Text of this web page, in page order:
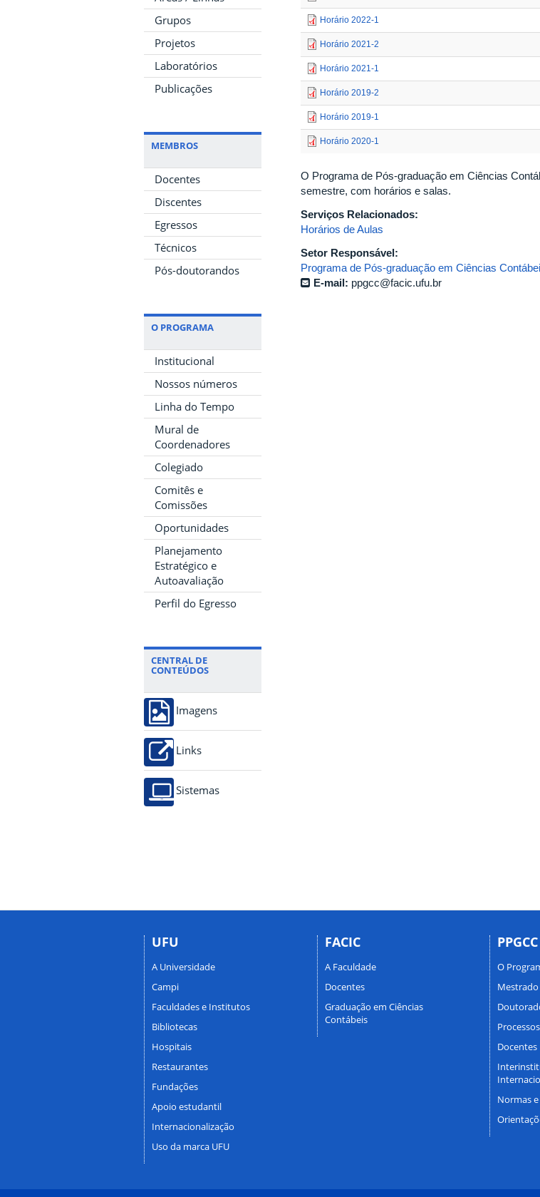
Grupos
Projetos
Laboratórios
Publicações
MEMBROS
Docentes
Discentes
Egressos
Técnicos
Pós-doutorandos
O PROGRAMA
Institucional
Nossos números
Linha do Tempo
Mural de
Coordenadores
Colegiado
Comitês e
Comissões
Oportunidades
Planejamento
Estratégico e
Autoavaliação
Perfil do Egresso
CENTRAL DE
CONTEÚDOS
Imagens
Links
Sistemas
Horário 2022-1
Horário 2021-2
Horário 2021-1
Horário 2019-2
Horário 2019-1
Horário 2020-1
O Programa de Pós-graduação em Ciências
semestre, com horários e salas.
Serviços Relacionados:
Horários de Aulas
Setor Responsável:
Programa de Pós-graduação em Ciências
E-mail: ppgcc@facic.ufu.br
UFU
A Universidade
Campi
Faculdades e Institutos
Bibliotecas
Hospitais
Restaurantes
Fundações
Apoio estudantil
Internacionalização
Uso da marca UFU
FACIC
A Faculdade
Docentes
Graduação em Ciências
Contábeis
PPGCC
O
Mestrado
Docentes
Normas